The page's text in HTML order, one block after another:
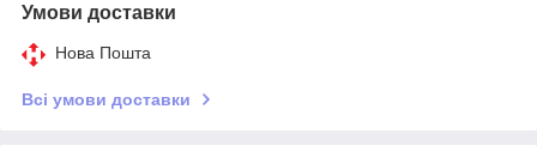
Умови доставки
Нова Пошта
Всі умови доставки